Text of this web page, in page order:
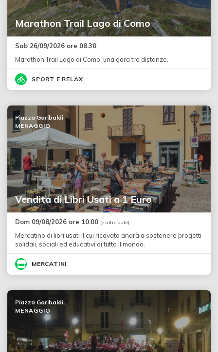
Marathon Trail Lago di Como
Sab 26/09/2026 ore 08:30
Marathon Trail Lago di Como, una gara tre distanze.
SPORT E RELAX
Vendita di Libri Usati a 1 Euro
Piazza Garibaldi
MENAGGIO
Dom 09/08/2026 ore 10:00 (e altre date)
Mercatino di libri usati il cui ricavato andrà a sostenere progetti
solidali, sociali ed educativi di tutto il mondo.
MERCATINI
Piazza Garibaldi
MENAGGIO